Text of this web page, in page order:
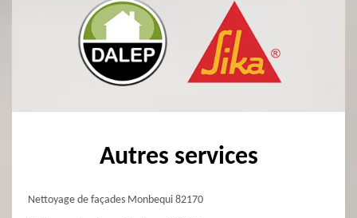
Autres services
Nettoyage de façades Monbequi 82170